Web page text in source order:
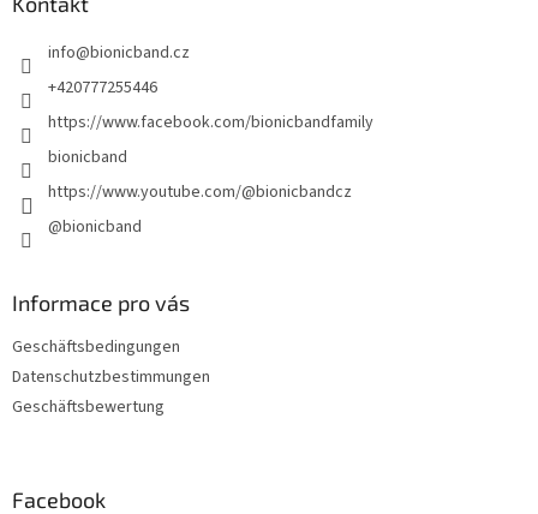
info@bionicband.cz
+420777255446
https://www.facebook.com/bionicbandfamily
bionicband
https://www.youtube.com/@bionicbandcz
@bionicband
Informace pro vás
Geschäftsbedingungen
Datenschutzbestimmungen
Geschäftsbewertung
Facebook